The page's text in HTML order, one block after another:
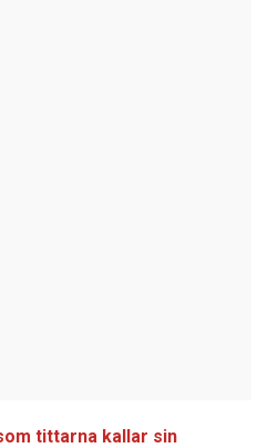
tittarna kallar sin